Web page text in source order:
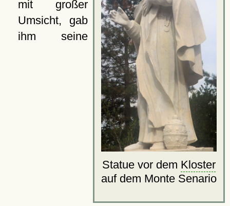
Statue vor dem Kloster
auf dem Monte Senario
mit großer
Umsicht, gab
ihm seine